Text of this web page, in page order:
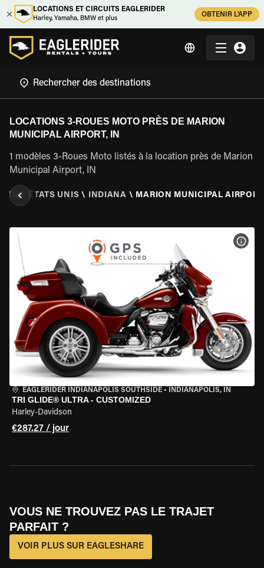
LOCATIONS ET CIRCUITS EAGLERIDER
Harley, Yamaha, BMW et plus
OBTENIR L'APP
LOCATIONS 3-ROUES MOTO PRÈS DE MARION
MUNICIPAL AIRPORT, IN
1 modèles 3-Roues Moto listés à la location près de Marion
Municipal Airport, IN
\ ÉTATS UNIS \ INDIANA \ MARION MUNICIPAL
EAGLERIDER INDIANAPOLIS SOUTHSIDE • INDIANAPOLIS, IN
TRI GLIDE® ULTRA - CUSTOMIZED
Harley-Davidson
€287.27 / jour
VOUS NE TROUVEZ PAS LE TRAJET
PARFAIT ?
VOIR PLUS SUR EAGLESHARE